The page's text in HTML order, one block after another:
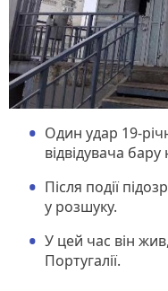
Один удар 19-
відвідувача
Після події
у розшуку.
У цей час він
Португалії.